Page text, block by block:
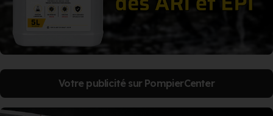
Votre publicité sur PompierCenter